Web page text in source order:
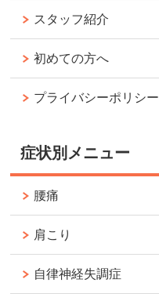
スタッフ紹介
初めての方へ
プライバシーポリシー
症状別メニュー
腰痛
肩こり
自律神経失調症